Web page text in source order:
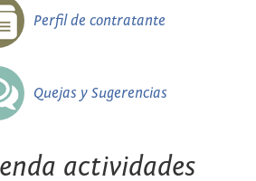
Perfil de contratante
Quejas y Sugerencias
actividades